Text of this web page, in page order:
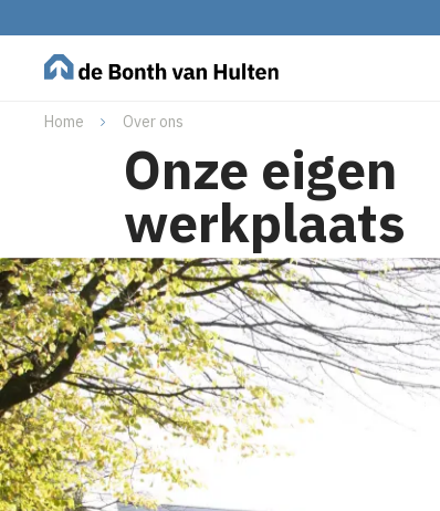
Home Over ons
Onze eigen
werkplaats